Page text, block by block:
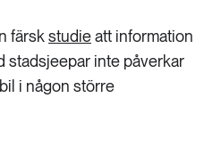
färskstudieatt information
stadsjeepar inte påverkar
i någon större